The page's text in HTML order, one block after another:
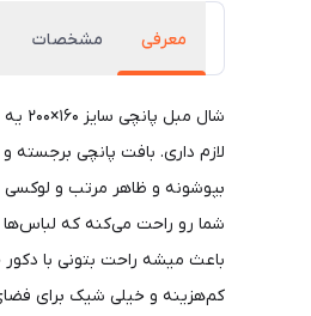
معرفی مشخصات
لازم داری. بافت پانچی
بپوشونه و ظاهر مرتب و
شما رو راحت می‌کنه که
باعث میشه راحت بتونی با
کم‌هزینه و خیلی شیک برای